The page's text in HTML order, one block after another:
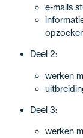
e-mails
Deel 2:
werken
Deel 3:
werken